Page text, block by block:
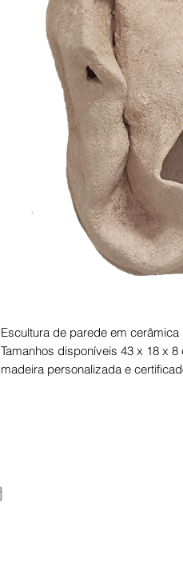
Escultura de parede em
Tamanhos disponíveis 43 x 18 x
madeira personalizada e